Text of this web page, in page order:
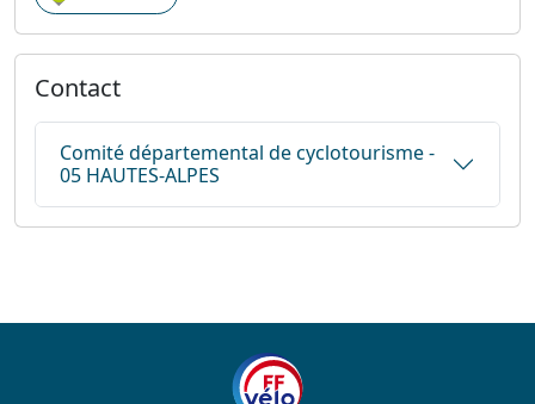
Contact
Comité départemental de cyclotourisme -
05 HAUTES-ALPES